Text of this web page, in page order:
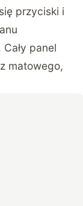
przyciski i
panel
matowego,